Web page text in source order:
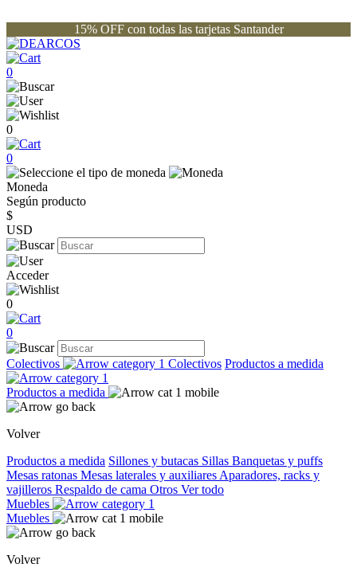
15% OFF con todas las tarjetas Santander
0
0
0
Moneda
Según producto
$
USD
Acceder
0
0
Colectivos Colectivos Productos a medida
Productos a medida
Volver
Productos a medida Sillones y butacas Sillas Banquetas y puffs
Mesas ratonas Mesas laterales y auxiliares Aparadores, racks y
vajilleros Respaldo de cama Otros Ver todo
Muebles
Muebles
Volver